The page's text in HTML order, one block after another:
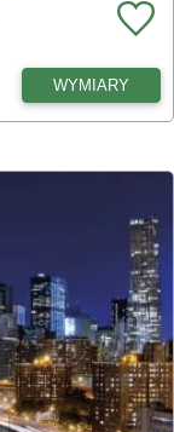
WYMIARY